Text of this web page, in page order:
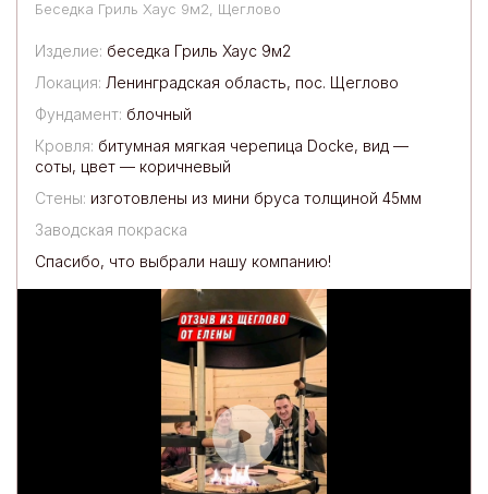
Беседка Гриль Хаус 9м2, Щеглово
Изделие: беседка Гриль Хаус 9м2
Локация: Ленинградская область, пос. Щеглово
Фундамент: блочный
Кровля: битумная мягкая черепица Docke, вид —
соты, цвет — коричневый
Стены: изготовлены из мини бруса толщиной 45мм
Заводская покраска
Спасибо, что выбрали нашу компанию!